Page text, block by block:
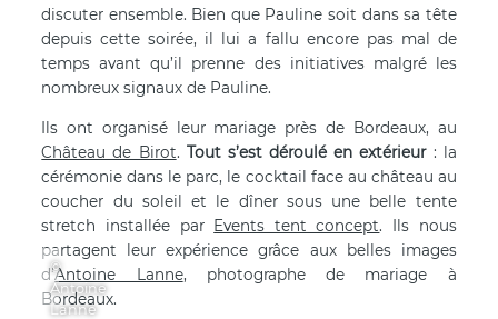
discuter ensemble. Bien que Pauline soit dans sa tête
depuis cette soirée, il lui a fallu encore pas mal de
temps avant qu’il prenne des initiatives malgré les
nombreux signaux de Pauline.
Ils ont organisé leur mariage près de Bordeaux, au
Château de Birot. Tout s’est déroulé en extérieur: la
cérémonie dans le parc, le cocktail face au château au
coucher du soleil et le dîner sous une belle tente
stretch installée par Events tent concept. Ils nous
partagent leur expérience grâce aux belles images
d’Antoine Lanne, photographe de mariage à
Bordeaux.
©
Antoine
Lanne